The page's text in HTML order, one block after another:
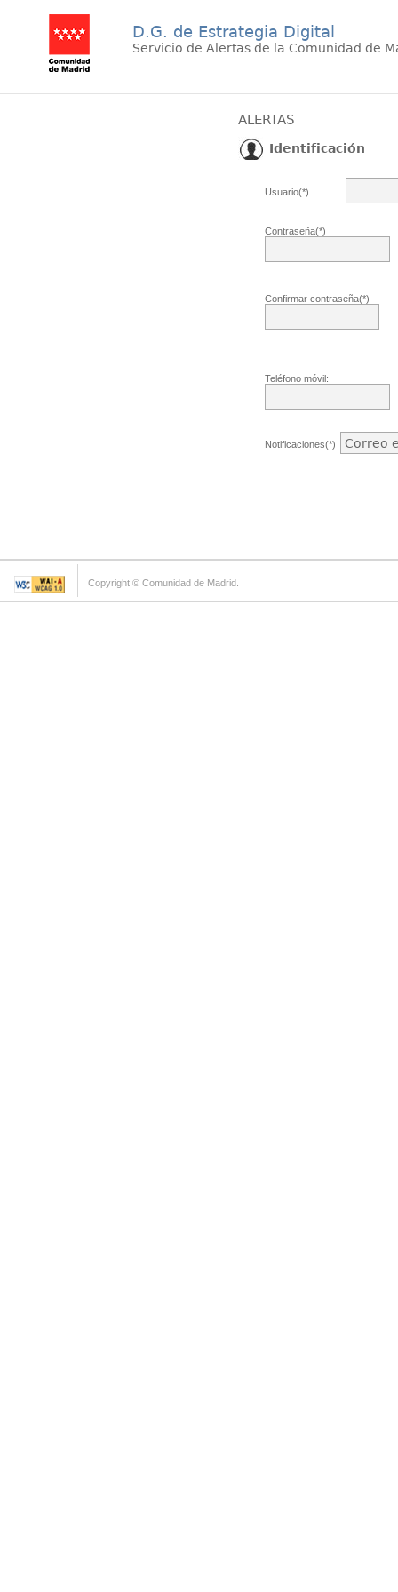
D.G. de Estrategia Digital
Servicio de Alertas de la Comunidad de
ALERTAS
Identificación
Usuario(*)
Contraseña(*)
Confirmar contraseña(*)
Teléfono móvil:
Notificaciones(*)
Copyright © Comunidad de Madrid.